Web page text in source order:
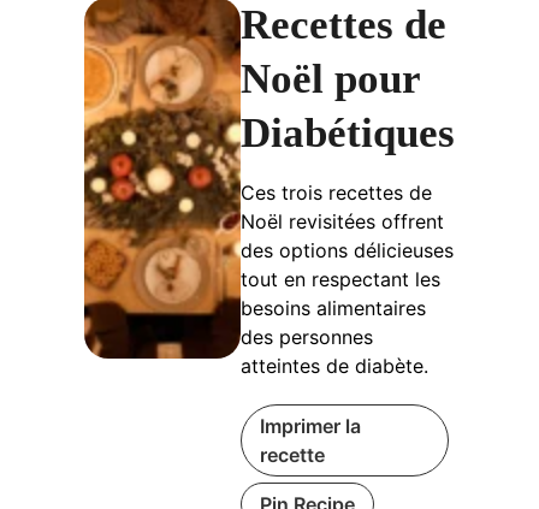
Recettes de
Noël pour
Diabétiques
Ces trois recettes de
Noël revisitées offrent
des options délicieuses
tout en respectant les
besoins alimentaires
des personnes
atteintes de diabète.
Imprimer la
recette